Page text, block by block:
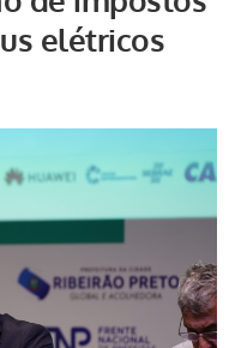
elétricos